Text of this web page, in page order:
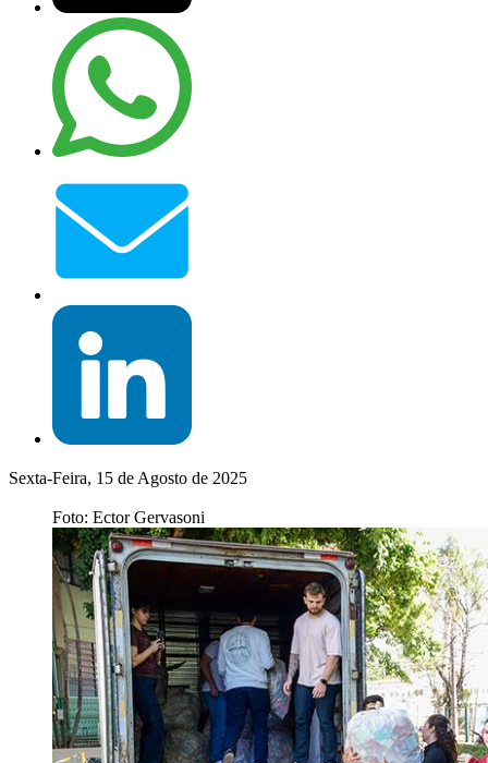
Sexta-Feira, 15 de Agosto de 2025
Foto: Ector Gervasoni